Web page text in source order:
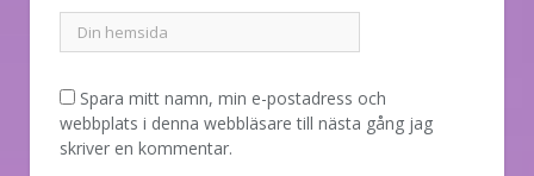
Spara mitt namn, min e-postadress och
webbplats i denna webbläsare till nästa gång jag
skriver en kommentar.